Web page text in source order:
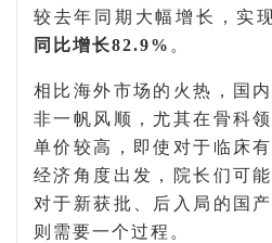
较去年同期大幅增长， 实
同比增长82.9% 。
相比海外市场的火热，国
非一帆风顺，尤其在骨科
单价较高，即使对于临床
经济角度出发，院长们可
对于新获批、后入局的国
则需要一个过程。